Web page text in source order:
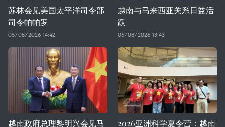
苏林会见美国太平洋司令部
司令帕帕罗
05/08/2026 14:42
越南与马来西亚关系日益活
跃
05/08/2026 13:43
越南政府总理黎明兴会见马
2026亚洲科学夏令营：越南